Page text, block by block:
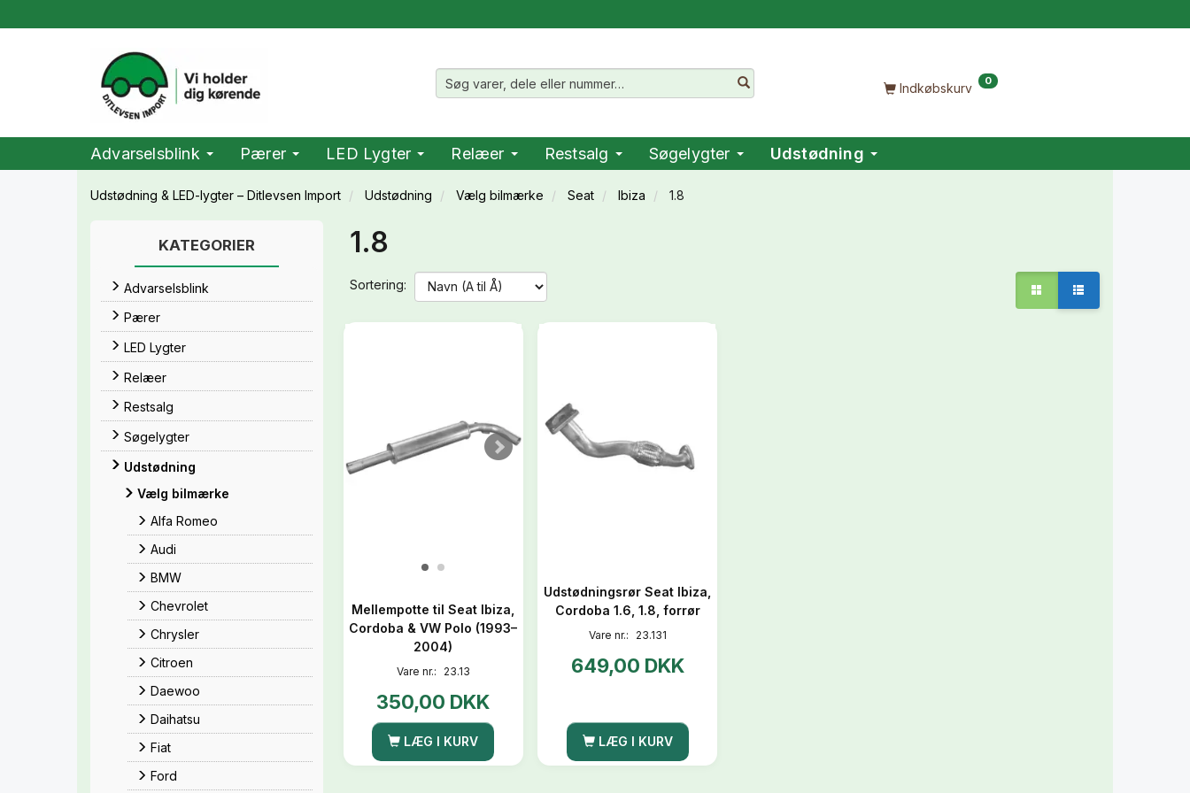
Indkøbskurv 0
Advarselsblink Pærer LED Lygter Relæer Restsalg Søgelygter Udstødning
Udstødning & LED-lygter – Ditlevsen Import Udstødning Vælg bilmærke Seat Ibiza 1.8
KATEGORIER
Advarselsblink
Pærer
LED Lygter
Relæer
Restsalg
Søgelygter
Udstødning
Vælg bilmærke
Alfa Romeo
Audi
BMW
Chevrolet
Chrysler
Citroen
Daewoo
Daihatsu
Fiat
Ford
1.8
Sortering:
Mellempotte til Seat Ibiza,
Cordoba & VW Polo (1993–
2004)
Vare nr.: 23.13
350,00 DKK
LÆG I KURV
Udstødningsrør Seat Ibiza,
Cordoba 1.6, 1.8, forrør
Vare nr.: 23.131
649,00 DKK
LÆG I KURV